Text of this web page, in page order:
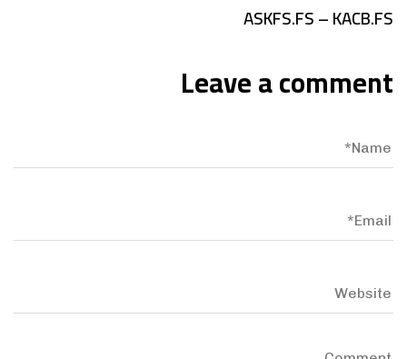
ASKFS.FS – KACB.FS
Leave a comment